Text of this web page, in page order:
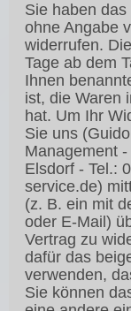
Sie haben
ohne Angabe
widerrufen.
Tage ab dem
Ihnen
ist, die Waren
hat. Um Ihr
Sie uns
Management
Elsdorf - Tel.:
service.de)
(z. B. ein mit
oder E-Mail)
Vertrag zu
dafür das
verwenden,
Sie können